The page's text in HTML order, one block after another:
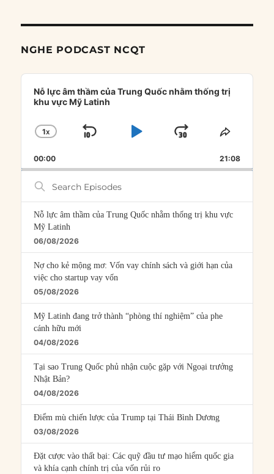
NGHE PODCAST NCQT
Audio
Player
Nỗ lực âm thầm của Trung Quốc nhằm thống trị
khu vực Mỹ Latinh
CHANGE
RATE
1X
SKIP
PLAYJUMP
FORWARD
SHARE
00:00 21:08
Search
Episodes
Nỗ lực âm thầm của Trung Quốc nhằm thống trị khu vực
Mỹ Latinh
06/08/2026
Nợ cho kẻ mộng mơ: Vốn vay chính sách và giới hạn của
việc cho startup vay vốn
05/08/2026
Mỹ Latinh đang trở thành “phòng thí nghiệm” của phe
cánh hữu mới
04/08/2026
Tại sao Trung Quốc phủ nhận cuộc gặp với Ngoại trưởng
Nhật Bản?
04/08/2026
Điểm mù chiến lược của Trump tại Thái Bình Dương
03/08/2026
Đặt cược vào thất bại: Các quỹ đầu tư mạo hiểm quốc gia
và khía cạnh chính trị của vốn rủi ro